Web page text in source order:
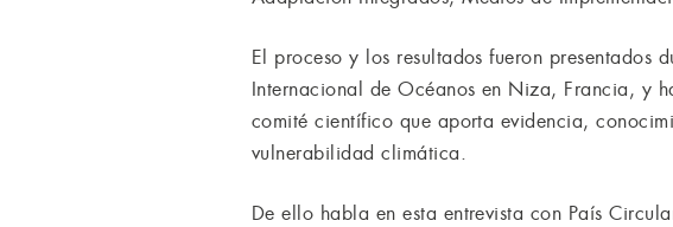
El proceso y los resultados fueron presentados
Internacional de Océanos en Niza, Francia, y
comité científico que aporta evidencia,
vulnerabilidad climática.
De ello habla en esta entrevista con País